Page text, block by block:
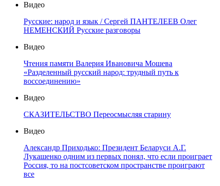
Видео
Русские: народ и язык / Сергей ПАНТЕЛЕЕВ Олег
НЕМЕНСКИЙ Русские разговоры
Видео
Чтения памяти Валерия Ивановича Мошева
«Разделенный русский народ: трудный путь к
воссоединению»
Видео
СКАЗИТЕЛЬСТВО Переосмысляя старину
Видео
Александр Приходько: Президент Беларуси А.Г.
Лукашенко одним из первых понял, что если проиграет
Россия, то на постсоветском пространстве проиграют
все